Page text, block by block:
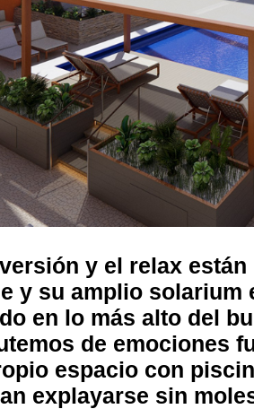
y el relax
y su amplio solarium
en lo más alto del
de emociones
espacio con
explayarse sin